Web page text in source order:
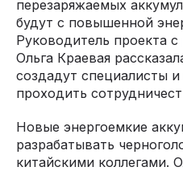
перезаряжаемых
будут с повышенной
Руководитель проекта
Ольга Краевая
создадут специалисты
проходить
Новые энергоемкие
разрабатывать
китайскими коллегами.